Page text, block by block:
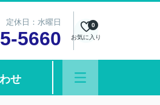
定休日：水曜日
5660 お気に入り
0
せ